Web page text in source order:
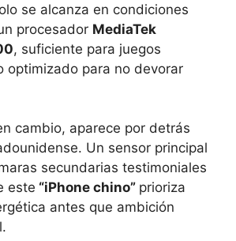
se alcanza en condiciones
procesador MediaTek
, suficiente para juegos
optimizado para no devorar
cambio, aparece por detrás
Un sensor principal
secundarias testimoniales
este “iPhone chino” prioriza
antes que ambición